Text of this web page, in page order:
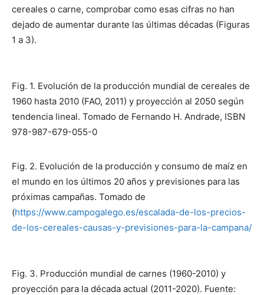
cereales o carne, comprobar como esas cifras no han
dejado de aumentar durante las últimas décadas (Figuras
1 a 3).
Fig. 1. Evolución de la producción mundial de cereales de
1960 hasta 2010 (FAO, 2011) y proyección al 2050 según
tendencia lineal. Tomado de Fernando H. Andrade, ISBN
978-987-679-055-0
Fig. 2. Evolución de la producción y consumo de maíz en
el mundo en los últimos 20 años y previsiones para las
próximas campañas. Tomado de
(https://www.campogalego.es/escalada-de-los-precios-
de-los-cereales-causas-y-previsiones-para-la-campana/
Fig. 3. Producción mundial de carnes (1960-2010) y
proyección para la década actual (2011-2020). Fuente: